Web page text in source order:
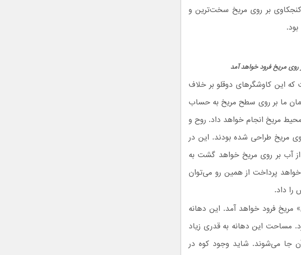
کنجکاوی بر روی مریخ سخت‌ترین و
مریخ فرود خواهد آمد
این کاوشگرهای دوقلو بر خلاف
ما بر روی سطح مریخ به حساب
مریخ انجام خواهد داد. روح و
مریخ طراحی شده بودند. این در
از آب بر روی مریخ خواهد گشت به
خواهد پرداخت از همین رو می‌توان
داد.
در دهانه «گیل» مریخ فرود خواهد آمد. این دهانه
مساحت این دهانه به قدری زیاد
جا می‌شوند. شاید وجود کوه در